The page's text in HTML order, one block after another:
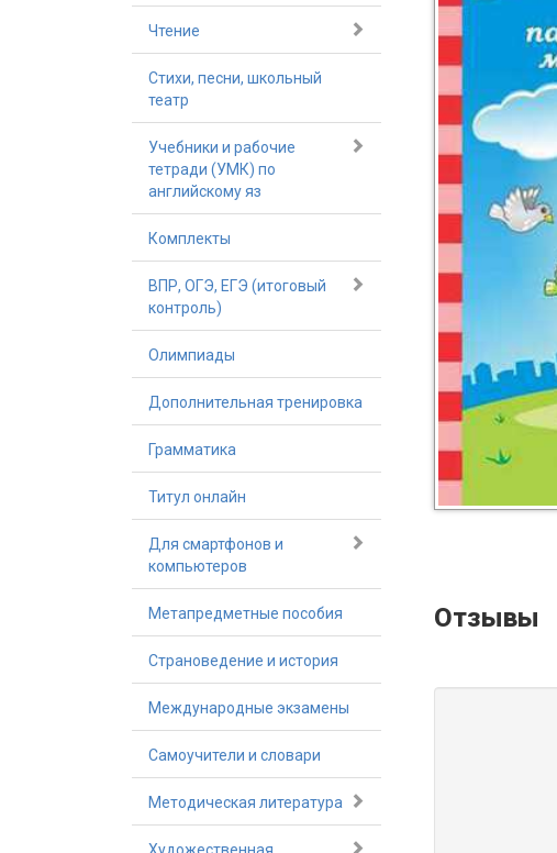
Чтение
Стихи, песни, школьный
театр
Учебники и рабочие
тетради (УМК) по
английскому яз
Комплекты
ВПР, ОГЭ, ЕГЭ (итоговый
контроль)
Олимпиады
Дополнительная тренировка
Грамматика
Титул онлайн
Для смартфонов и
компьютеров
Метапредметные пособия
Страноведение и история
Международные экзамены
Самоучители и словари
Методическая литература
Отзывы